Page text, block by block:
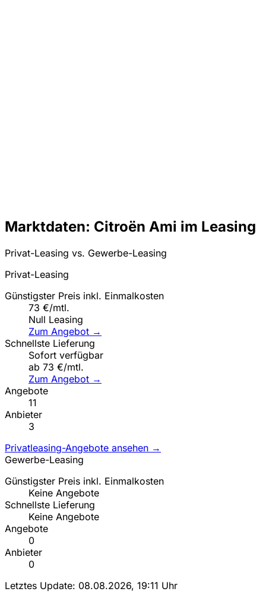
Marktdaten: Citroën Ami im Leasing
Privat-Leasing vs. Gewerbe-Leasing
Privat-Leasing
Günstigster Preis inkl. Einmalkosten
73 €/mtl.
Null Leasing
Zum Angebot →
Schnellste Lieferung
Sofort verfügbar
ab 73 €/mtl.
Zum Angebot →
Angebote
11
Anbieter
3
Privatleasing-Angebote ansehen →
Gewerbe-Leasing
Günstigster Preis inkl. Einmalkosten
Keine Angebote
Schnellste Lieferung
Keine Angebote
Angebote
0
Anbieter
0
Letztes Update: 08.08.2026, 19:11 Uhr